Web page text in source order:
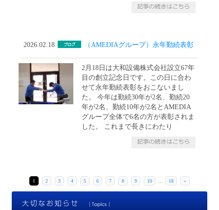
2026.02.18 （AMEDIAグループ）永年勤続表彰
2月18日は大和設備株式会社設立67年
目の創立記念日です。この日に合わ
せて永年勤続表彰をおこないまし
た。 今年は勤続30年が2名、勤続20
年が2名、勤続10年が2名とAMEDIA
グループ全体で6名の方が表彰されま
した。 これまで長きにわたり
1 2 3 4 5 6 7 8 9 10 18 »